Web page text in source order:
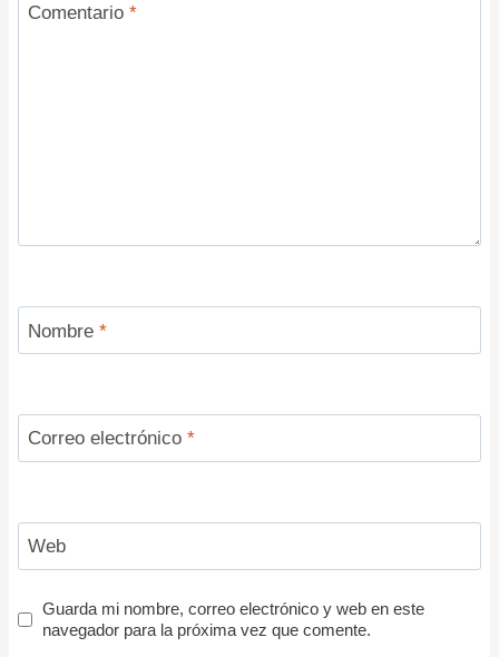
Comentario *
Nombre *
Correo electrónico *
Web
Guarda mi nombre, correo electrónico y web en este
navegador para la próxima vez que comente.